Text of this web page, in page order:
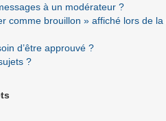
à un modérateur ?
comme brouillon » affiché lors de la
d’être approuvé ?
?